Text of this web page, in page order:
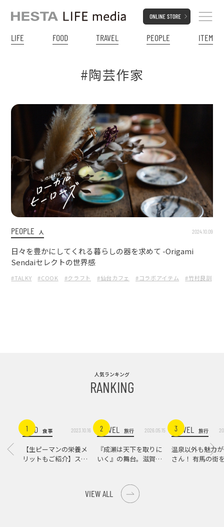
LIFE FOOD TRAVEL PEOPLE ITEM
#陶芸作家
PEOPLE 人 2024.10.09
日々を豊かにしてくれる暮らしの器を求めて -Origami
Sendaiセレクトの世界感
#TALKY #COOK #クラフト #仙台カフェ #コラボアイテム #竹村良訓
人気ランキング
RANKING
1FOOD 食事 2023.10.16
【生ピーマンの栄養メ
リットもご紹介】スパ
2
TRAVEL 旅行 2026.05.15
『成瀬は天下を取りに
いく』の舞台。滋賀県
3
TRAVEL 旅行
温泉以外も魅力
さん！ 有馬の街
VIEW ALL